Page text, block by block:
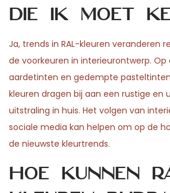
die ik moet
Ja, trends in RAL-kleuren veranderen
de voorkeuren in interieurontwerp.
aardetinten en gedempte
kleuren dragen bij aan een rustige en
uitstraling in huis. Het volgen van
sociale media kan helpen om op de
de nieuwste kleurtrends.
Hoe kunnen